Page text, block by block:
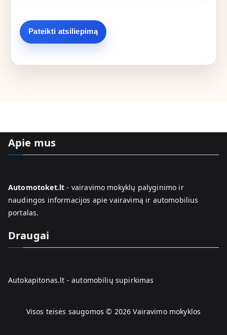
Apie mus
Automotoket.lt - vairavimo mokyklų palyginimo ir
naudingos informacijos apie vairavimą ir automobilius
portalas.
Draugai
Autokapitonas.lt - automobilių supirkimas
Visos teisės saugomos © 2026Vairavimo mokyklos